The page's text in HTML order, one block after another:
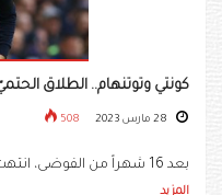
كونتي وتوتنهام.. الطلاق
508
بعد 16 شهراً من الفوضى، انتهت العلاقة بين توتنهام الانكليزي .....
المزيد